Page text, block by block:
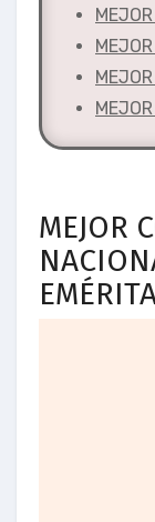
MEJOR